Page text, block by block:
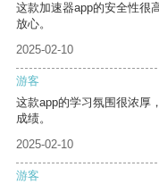
这款加速器app的安全性很
放心。
2025-02-10
游客
这款app的学习氛围很浓厚
成绩。
2025-02-10
游客